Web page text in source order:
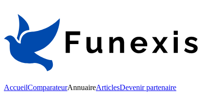
AccueilComparateurAnnuaireArticlesDevenir partenaire